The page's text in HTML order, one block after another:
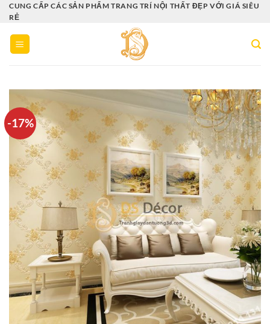
Bỏ
qua
nội
dung
CUNG CẤP CÁC SẢN PHẨM TRANG TRÍ NỘI THẤT ĐẸP VỚI GIÁ SIÊU
RẺ
-17%